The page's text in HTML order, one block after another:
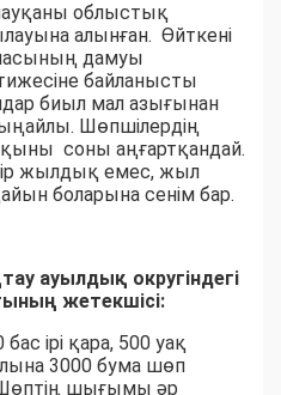
облыстық
алынған. Өйткені
дамуы
байланысты
биыл мал азығынан
Шөпшілердің
соны аңғартқандай.
жылдық емес, жыл
боларына сенім бар.
ауылдық округіндегі
жетекшісі:
ірі қара, 500 уақ
3000 бума шөп
шығымы әр